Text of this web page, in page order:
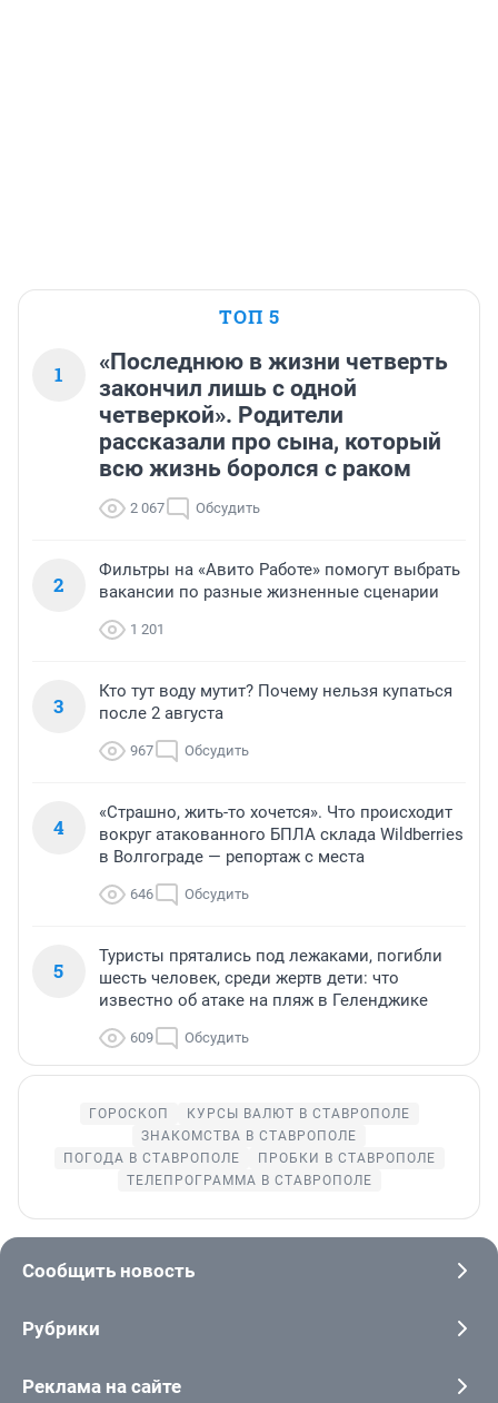
ТОП 5
1
«Последнюю в жизни четверть
закончил лишь с одной
четверкой». Родители
рассказали про сына, который
всю жизнь боролся с раком
2 067 Обсудить
2
Фильтры на «Авито Работе» помогут выбрать
вакансии по разные жизненные сценарии
1 201
3
Кто тут воду мутит? Почему нельзя купаться
после 2 августа
967 Обсудить
4
«Страшно, жить-то хочется». Что происходит
вокруг атакованного БПЛА склада Wildberries
в Волгограде — репортаж с места
646 Обсудить
5
Туристы прятались под лежаками, погибли
шесть человек, среди жертв дети: что
известно об атаке на пляж в Геленджике
609 Обсудить
ГОРОСКОП
КУРСЫ ВАЛЮТ В СТАВРОПОЛЕ
ЗНАКОМСТВА В СТАВРОПОЛЕ
ПОГОДА В СТАВРОПОЛЕ
ПРОБКИ В СТАВРОПОЛЕ
ТЕЛЕПРОГРАММА В СТАВРОПОЛЕ
Сообщить новость
Рубрики
Реклама на сайте